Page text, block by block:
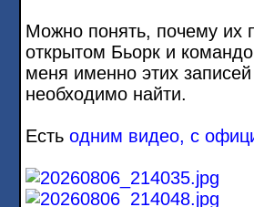
Можно понять, почему их
открытом Бьорк и
меня именно этих
необходимо найти.
Есть одним видео, с